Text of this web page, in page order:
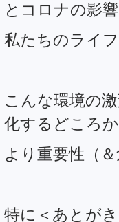
とコロナの影
私たちのライ
こんな環境の
化するどころか
より重要性（
特に＜あとが